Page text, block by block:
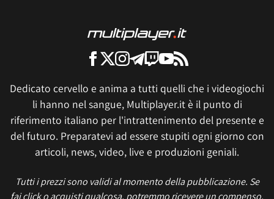
Dedicato cervello e anima a tutti quelli che i videogiochi
li hanno nel sangue, Multiplayer.it è il punto di
riferimento italiano per l'intrattenimento del presente e
del futuro. Preparatevi ad essere stupiti ogni giorno con
articoli, news, video, live e produzioni geniali.
Tutti i prezzi sono validi al momento della pubblicazione. Se
fai click o acquisti qualcosa, potremmo ricevere un compenso.